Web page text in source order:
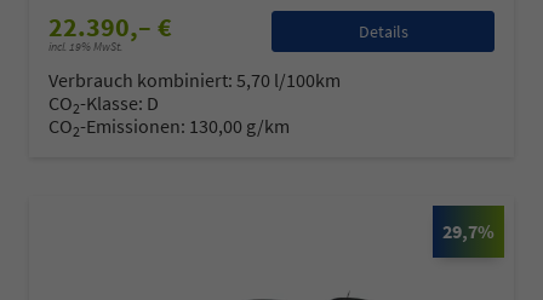
22.390,– €
incl. 19% MwSt.
Details
Verbrauch kombiniert: 5,70 l/100km
CO2-Klasse: D
CO2-Emissionen: 130,00 g/km
29,7%